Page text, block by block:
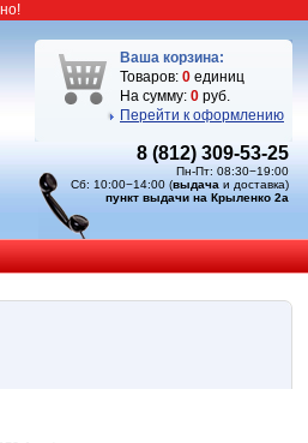
Ваша корзина:
Товаров: 0 единиц
На сумму: 0 руб.
Перейти к оформлению
8 (812) 309-53-25
Пн-Пт: 08:30−19:00
Сб: 10:00−14:00 (выдача и доставка)
пункт выдачи на Крыленко 2а